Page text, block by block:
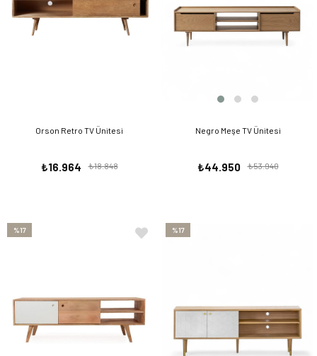
Orson Retro TV Ünitesi
₺16.964 ₺18.848
Negro Meşe TV Ünitesi
₺44.950 ₺53.940
%17 %17